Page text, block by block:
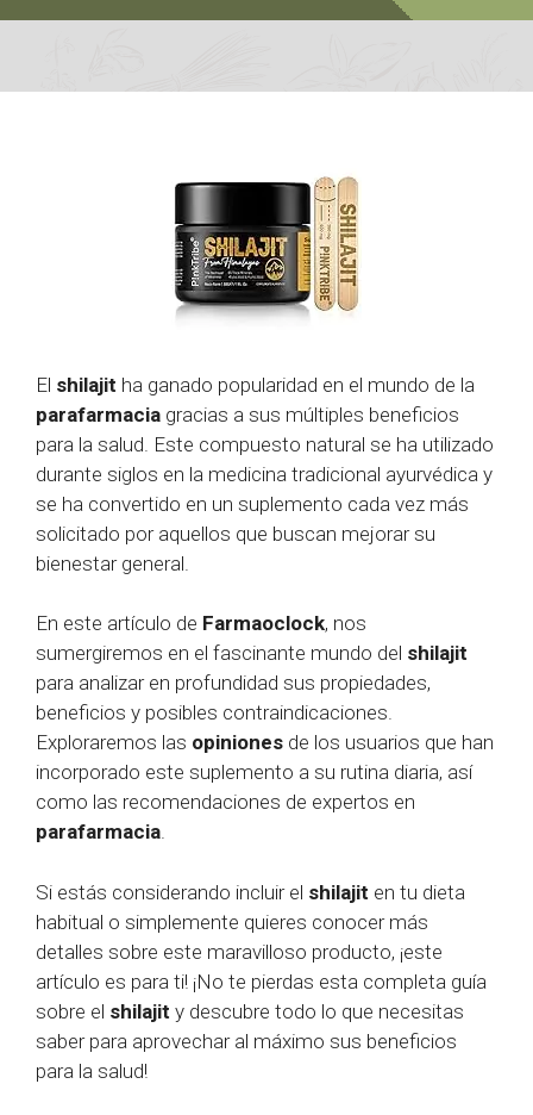
El shilajit ha ganado popularidad en el mundo de la
parafarmacia gracias a sus múltiples beneficios
para la salud. Este compuesto natural se ha utilizado
durante siglos en la medicina tradicional ayurvédica y
se ha convertido en un suplemento cada vez más
solicitado por aquellos que buscan mejorar su
bienestar general.
En este artículo de Farmaoclock, nos
sumergiremos en el fascinante mundo del shilajit
para analizar en profundidad sus propiedades,
beneficios y posibles contraindicaciones.
Exploraremos las opiniones de los usuarios que han
incorporado este suplemento a su rutina diaria, así
como las recomendaciones de expertos en
parafarmacia.
Si estás considerando incluir el shilajit en tu dieta
habitual o simplemente quieres conocer más
detalles sobre este maravilloso producto, ¡este
artículo es para ti! ¡No te pierdas esta completa guía
sobre el shilajit y descubre todo lo que necesitas
saber para aprovechar al máximo sus beneficios
para la salud!